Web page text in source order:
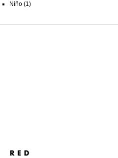
Niño (1)